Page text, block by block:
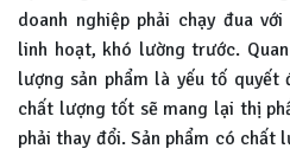
doanh nghiệp phải chạy đua
linh hoạt, khó lường trước.
lượng sản phẩm là yếu tố quyết
chất lượng tốt sẽ mang lại thị
phải thay đổi. Sản phẩm có chất